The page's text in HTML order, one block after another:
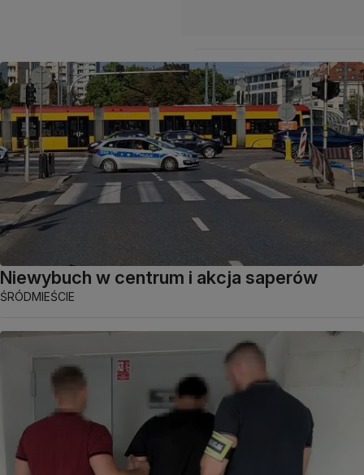
Niewybuch w centrum i akcja saperów
ŚRÓDMIEŚCIE